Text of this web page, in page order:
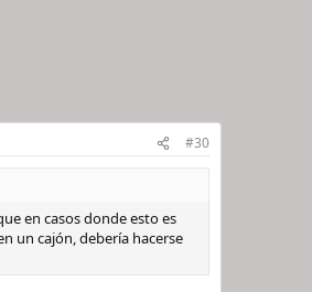
#30
en casos donde esto es
un cajón, debería hacerse